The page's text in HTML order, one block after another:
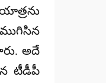
ముగిసిన
అదే
టీడీపీ